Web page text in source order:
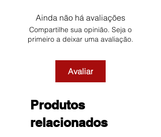
Ainda não há avaliações
Compartilhe sua opinião. Seja o
primeiro a deixar uma avaliação.
Avaliar
Produtos
relacionados